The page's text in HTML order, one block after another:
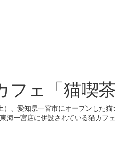
フェ「猫喫
）、愛知県一宮市にオープンした
海一宮店に併設されている猫カフ